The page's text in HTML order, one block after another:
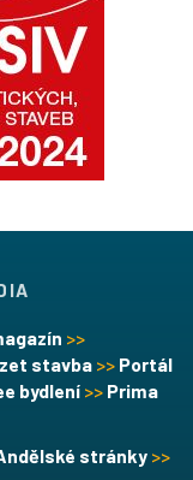
>>
stavba >> Portál
bydlení >> Prima
stránky >>